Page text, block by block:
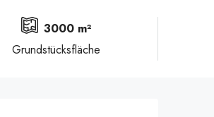
3000 m²
Grundstücksfläche